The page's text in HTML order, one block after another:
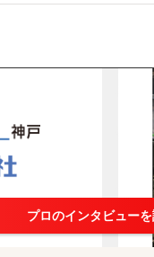
プロのインタビュー